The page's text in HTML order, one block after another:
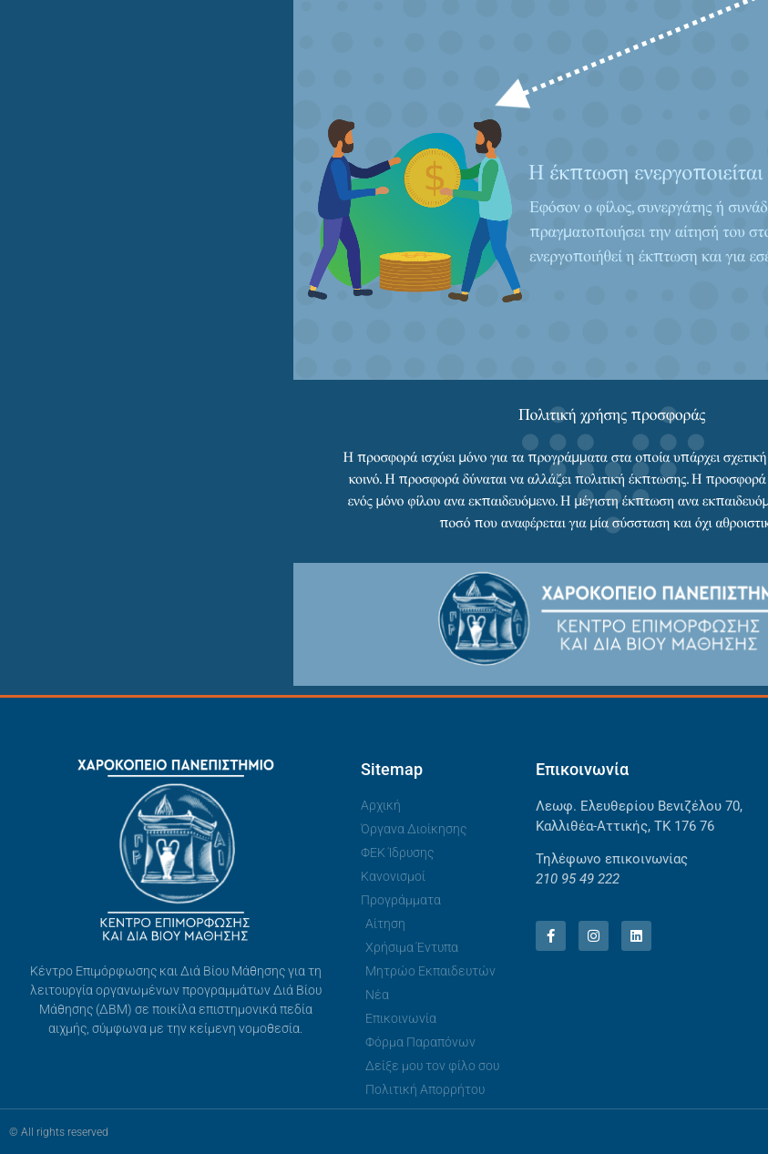
Κέντρο Επιμόρφωσης και Διά Βίου Μάθησης για τη
λειτουργία οργανωμένων προγραμμάτων Διά Βίου
Μάθησης (ΔΒΜ) σε ποικίλα επιστημονικά πεδία
αιχμής, σύμφωνα με την κείμενη νομοθεσία.
Sitemap
Αρχική
Όργανα Διοίκησης
ΦΕΚ Ίδρυσης
Κανονισμοί
Προγράμματα
Αίτηση
Χρήσιμα Έντυπα
Μητρώο Εκπαιδευτών
Νέα
Επικοινωνία
Φόρμα Παραπόνων
Δείξε μου τον φίλο σου
Πολιτική Απορρήτου
Επικοινωνία
Λεωφ. Ελευθερίου Βενιζέλου 70,
Καλλιθέα-Αττικής, ΤΚ 176 76
Τηλέφωνο επικοινωνίας
210 95 49 222
© All rights reserved